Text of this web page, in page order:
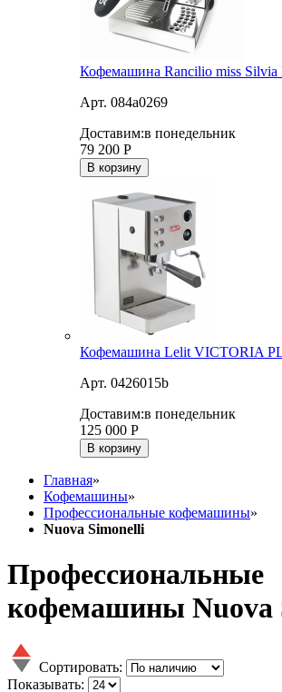
Кофемашина Rancilio miss Silvia
Арт. 084a0269
Доставим:в понедельник
79 200 Р
В корзину
Кофемашина Lelit VICTORIA
Арт. 0426015b
Доставим:в понедельник
125 000 Р
В корзину
Главная»
Кофемашины»
Профессиональные кофемашины»
Nuova Simonelli
Профессиональные
кофемашины Nuova
Сортировать:
Показывать: